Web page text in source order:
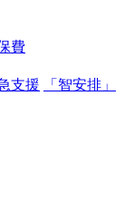
費
支援
「智安排」